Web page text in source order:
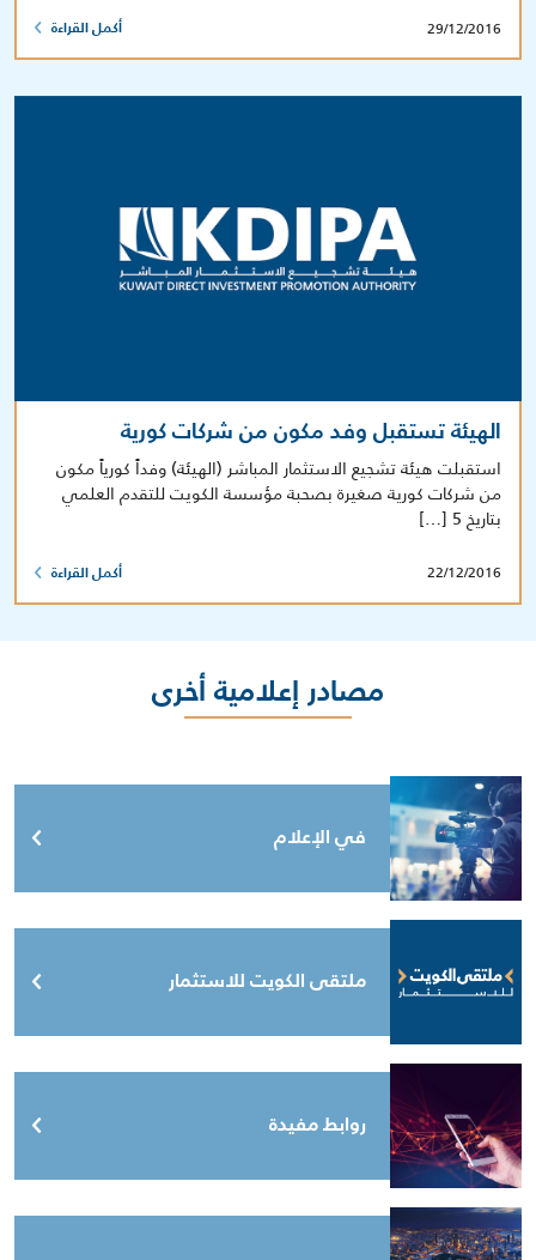
29/12/2016 أكمل القراءة
الهيئة تستقبل وفد مكون من شركات كورية
استقبلت هيئة تشجيع الاستثمار المباشر (الهيئة) وفداً كورياً مكون
من شركات كورية صغيرة بصحبة مؤسسة الكويت للتقدم العلمي
بتاريخ 5 […]
22/12/2016 أكمل القراءة
مصادر إعلامية أخرى
في الإعلام
ملتقى الكويت للاستثمار
روابط مفيدة